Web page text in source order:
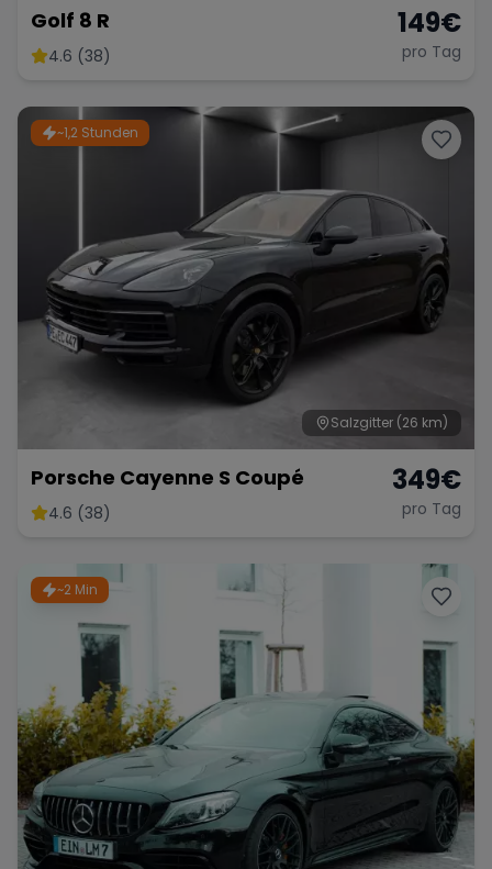
Golf 8 R
4.6 (38)
149€
pro Tag
~1,2 Stunden
Salzgitter (26 km)
Porsche Cayenne S Coupé
4.6 (38)
349€
pro Tag
~2 Min